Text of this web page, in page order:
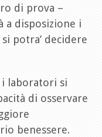
di prova –
a disposizione i
potra’ decidere
i laboratori si
di osservare
benessere.